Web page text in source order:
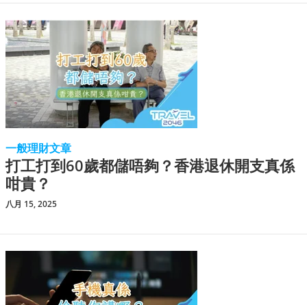
一般理財文章
打工打到60歲都儲唔夠？香港退休開支真係
咁貴？
八月 15, 2025